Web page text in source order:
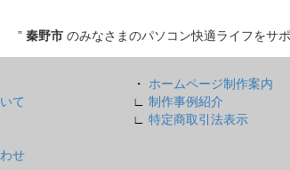
”秦野市のみなさまのパソコン快適ライフをサ
て
せ
・ ホームページ制作案内
∟ 制作事例紹介
∟ 特定商取引法表示